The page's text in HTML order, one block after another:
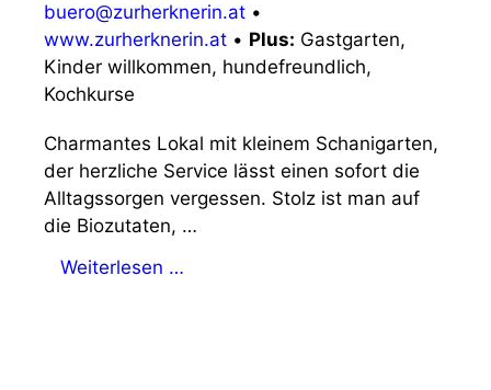
buero@zurherknerin.at •
www.zurherknerin.at • Plus: Gastgarten,
Kinder willkommen, hundefreundlich,
Kochkurse
Charmantes Lokal mit kleinem Schanigarten,
der herzliche Service lässt einen sofort die
Alltagssorgen vergessen. Stolz ist man auf
die Biozutaten, …
Weiterlesen …